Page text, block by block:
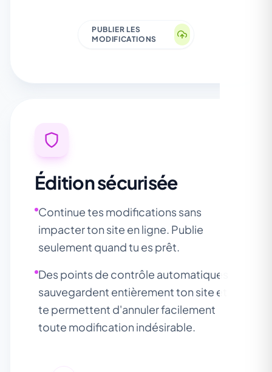
PUBLIER LES
MODIFICATIONS
Édition sécurisée
Continue tes modifications sans
impacter ton site en ligne. Publie
seulement quand tu es prêt.
Des points de contrôle automatiques
sauvegardent entièrement ton site et
te permettent d'annuler facilement
toute modification indésirable.